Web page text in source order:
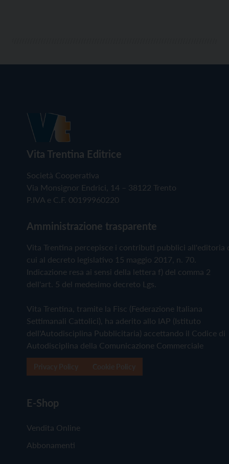
Vita Trentina Editrice
Società Cooperativa
Via Monsignor Endrici, 14 – 38122 Trento
P.IVA e C.F. 00199960220
Amministrazione trasparente
Vita Trentina percepisce i contributi pubblici all'editoria
cui al decreto legislativo 15 maggio 2017, n. 70.
Indicazione resa ai sensi della lettera f) del comma 2
dell'art. 5 del medesimo decreto Lgs.
Vita Trentina, tramite la Fisc (Federazione Italiana
Settimanali Cattolici), ha aderito allo IAP (Istituto
dell'Autodisciplina Pubblicitaria) accettando il Codice di
Autodisciplina della Comunicazione Commerciale
E-Shop
Vendita Online
Abbonamenti